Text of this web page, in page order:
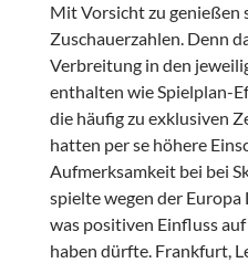
Mit Vorsicht zu genießen
Zuschauerzahlen. Denn
Verbreitung in den
enthalten wie Spielplan-
die häufig zu exklusiven
hatten per se höhere
Aufmerksamkeit bei bei
spielte wegen der Europa
was positiven Einfluss
haben dürfte. Frankfurt,